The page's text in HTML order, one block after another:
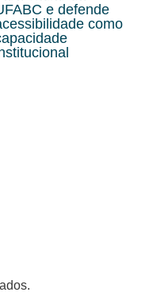
e defende
como